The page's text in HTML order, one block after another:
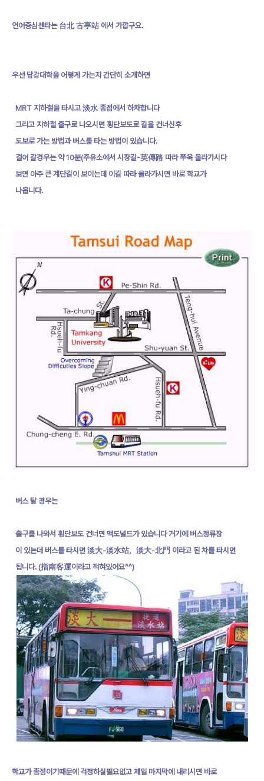
언어중심센타는 台北 古亭站 에서 가깝구요.
우선 담강대학을 어떻게 가는지 간단히 소개하면
MRT 지하철을 타시고 淡水 종점에서 하차합니다
그리고 지하철 출구로 나오시면 횡단보도로 길을 건너신후
도보로 가는 방법과 버스를 타는 방법이 있습니다.
걸어 갈경우는 약 10분(주유소에서 시장길-英傳路 따라 쭈욱 올라가시다
보면 아주 큰 계단길이 보이는데 이길 따라 올라가시면 바로 학교가
나옵니다.
버스 탈 경우는
출구를 나와서 횡단보도 건너면 맥도널드가 있습니다 거기에 버스정류장
이 있는데 버스를 타시면 淡大-淡水站，淡大-北門 이라고 된 차를 타시면
됩니다. (指南客運이라고 적혀있어요^^)
학교가 종점이기때문에 걱정하실필요없고 제일 마지막에 내리시면 바로